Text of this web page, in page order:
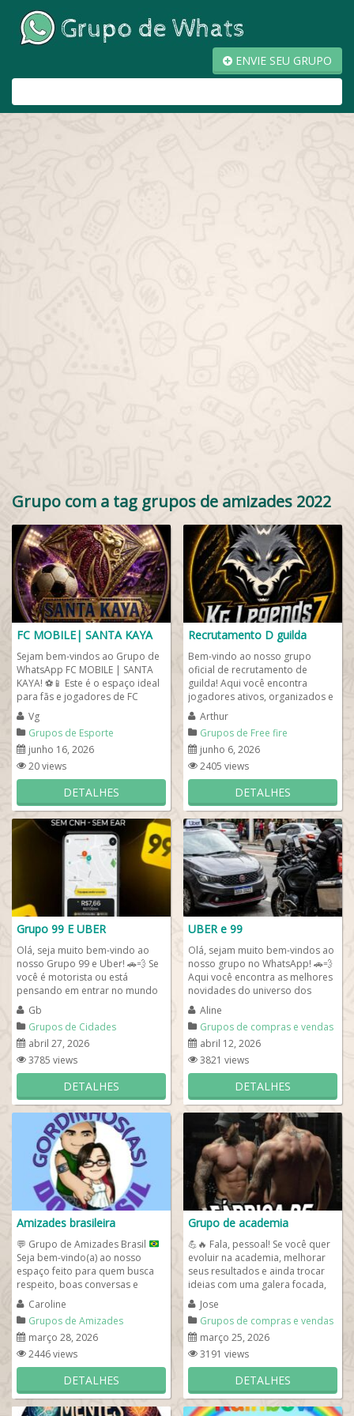
ENVIE SEU GRUPO
Grupo com a tag grupos de amizades 2022
FC MOBILE| SANTA KAYA
Sejam bem-vindos ao Grupo de
WhatsApp FC MOBILE | SANTA
KAYA! ⚽📱 Este é o espaço ideal
para fãs e jogadores de FC
Mobile que querem
compartilhar...
Vg
Grupos de Esporte
junho 16, 2026
20 views
DETALHES
Recrutamento D guilda
Bem-vindo ao nosso grupo
oficial de recrutamento de
guilda! Aqui você encontra
jogadores ativos, organizados e
prontos para evoluir juntos no
game. Nosso...
Arthur
Grupos de Free fire
junho 6, 2026
2405 views
DETALHES
Grupo 99 E UBER
Olá, seja muito bem-vindo ao
nosso Grupo 99 e Uber! 🚗💨 Se
você é motorista ou está
pensando em entrar no mundo
dos aplicativos de transporte,
esse...
Gb
Grupos de Cidades
abril 27, 2026
3785 views
DETALHES
UBER e 99
Olá, sejam muito bem-vindos ao
nosso grupo no WhatsApp! 🚗💨
Aqui você encontra as melhores
novidades do universo dos
motoristas de aplicativo, com...
Aline
Grupos de compras e vendas
abril 12, 2026
3821 views
DETALHES
Amizades brasileira
💬 Grupo de Amizades Brasil
Seja bem-vindo(a) ao nosso
espaço feito para quem busca
respeito, boas conversas e
novas conexões!
Caroline
Grupos de Amizades
março 28, 2026
2446 views
DETALHES
Grupo de academia
💪🔥 Fala, pessoal! Se você quer
evoluir na academia, melhorar
seus resultados e ainda trocar
ideias com uma galera focada,
você está no lugar certo!...
Jose
Grupos de compras e vendas
março 25, 2026
3191 views
DETALHES